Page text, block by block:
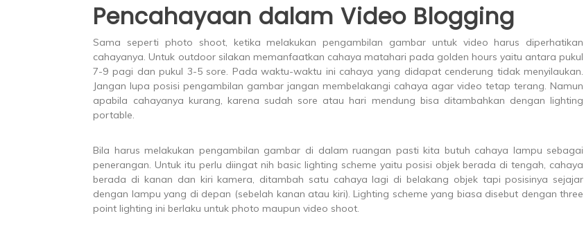
Pencahayaan dalam Video Blogging
Sama seperti photo shoot, ketika melakukan pengambilan gambar untuk video harus diperhatikan
cahayanya. Untuk outdoor silakan memanfaatkan cahaya matahari pada golden hours yaitu antara pukul
7-9 pagi dan pukul 3-5 sore. Pada waktu-waktu ini cahaya yang didapat cenderung tidak menyilaukan.
Jangan lupa posisi pengambilan gambar jangan membelakangi cahaya agar video tetap terang. Namun
apabila cahayanya kurang, karena sudah sore atau hari mendung bisa ditambahkan dengan lighting
portable.
Bila harus melakukan pengambilan gambar di dalam ruangan pasti kita butuh cahaya lampu sebagai
penerangan. Untuk itu perlu diingat nih basic lighting scheme yaitu posisi objek berada di tengah, cahaya
berada di kanan dan kiri kamera, ditambah satu cahaya lagi di belakang objek tapi posisinya sejajar
dengan lampu yang di depan (sebelah kanan atau kiri). Lighting scheme yang biasa disebut dengan three
point lighting ini berlaku untuk photo maupun video shoot.